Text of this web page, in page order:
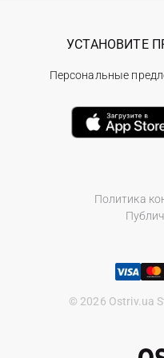
Политика
© 2026 Ostriv.ua
УСТАНОВИТЕ
Персональные